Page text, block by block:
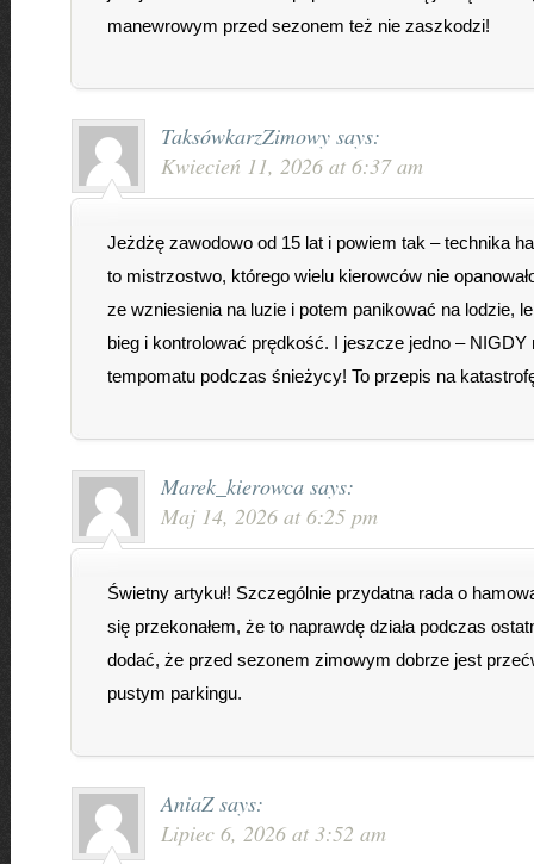
manewrowym przed sezonem też nie zaszkodzi!
TaksówkarzZimowy says:
Kwiecień 11, 2026 at 6:37 am
Jeżdżę zawodowo od 15 lat i powiem tak – technika
to mistrzostwo, którego wielu kierowców nie
ze wzniesienia na luzie i potem panikować na lodzie,
bieg i kontrolować prędkość. I jeszcze jedno – NIGDY
tempomatu podczas śnieżycy! To przepis na
Marek_kierowca says:
Maj 14, 2026 at 6:25 pm
Świetny artykuł! Szczególnie przydatna rada o
się przekonałem, że to naprawdę działa podczas
dodać, że przed sezonem zimowym dobrze jest
pustym parkingu.
AniaZ says:
Lipiec 6, 2026 at 3:52 am